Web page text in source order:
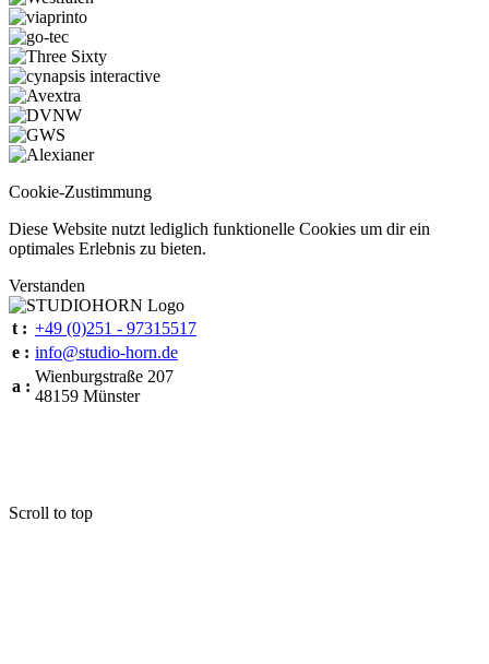
Cookie-Zustimmung
Diese Website nutzt lediglich funktionelle Cookies um dir ein
optimales Erlebnis zu bieten.
Verstanden
t : +49 (0)251 - 97315517
e : info@studio-horn.de
a :
Wienburgstraße 207
48159 Münster
Scroll to top